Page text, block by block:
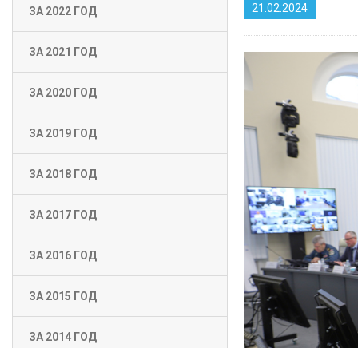
ЗА 2022 ГОД
ЗА 2021 ГОД
ЗА 2020 ГОД
ЗА 2019 ГОД
ЗА 2018 ГОД
ЗА 2017 ГОД
ЗА 2016 ГОД
ЗА 2015 ГОД
ЗА 2014 ГОД
21.02.2024